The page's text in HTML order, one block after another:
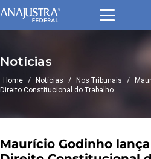
Notícias
Home / Notícias / Nos Tribunais /
Direito Constitucional do Trabalho
Maurício Godinho